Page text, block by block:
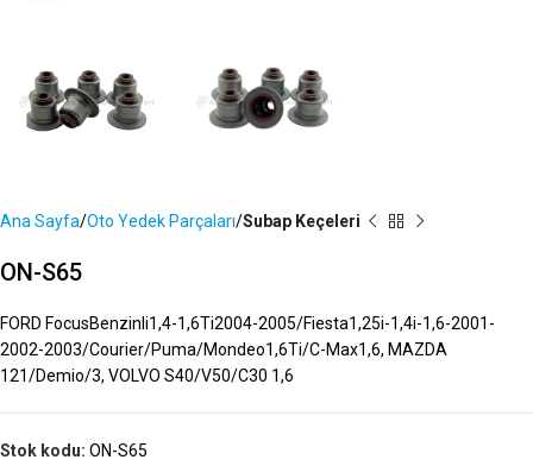
Ana Sayfa Oto Yedek Parçaları Subap Keçeleri
ON-S65
FORD FocusBenzinli1,4-1,6Ti2004-2005/Fiesta1,25i-1,4i-1,6-2001-
2002-2003/Courier/Puma/Mondeo1,6Ti/C-Max1,6, MAZDA
121/Demio/3, VOLVO S40/V50/C30 1,6
Stok kodu: ON-S65